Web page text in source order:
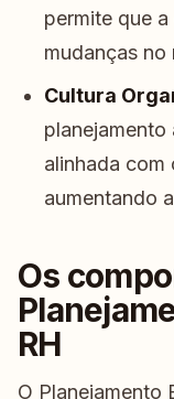
permite que
mudanças no
Cultura
planejamento
alinhada com
aumentando
Os
RH
O Planejamento